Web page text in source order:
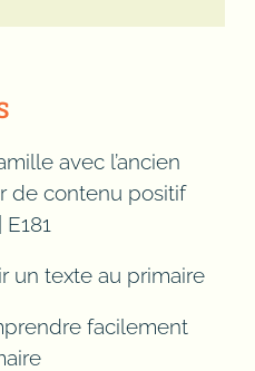
al, fête de
du soleil,
és, pista
knjiga,
avec l’ancien
de contenu positif
un texte au primaire
facilement